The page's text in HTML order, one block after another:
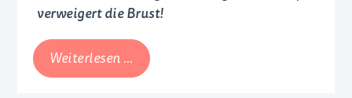
verweigert die Brust!
Weiterlesen … Stillstreik
oder